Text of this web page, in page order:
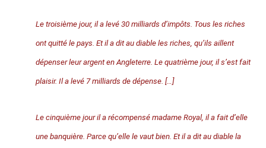
Le troisième jour, il a levé 30 milliards d’impôts. Tous les riches
ont quitté le pays. Et il a dit au diable les riches, qu’ils aillent
dépenser leur argent en Angleterre. Le quatrième jour, il s’est fait
plaisir. Il a levé 7 milliards de dépense. […]
Le cinquième jour il a récompensé madame Royal, il a fait d’elle
une banquière. Parce qu’elle le vaut bien. Et il a dit au diable la